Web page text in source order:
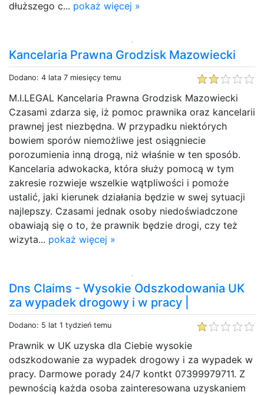
dłuższego c... pokaż więcej »
Kancelaria Prawna Grodzisk Mazowiecki
Dodano: 4 lata 7 miesięcy temu
M.I.LEGAL Kancelaria Prawna Grodzisk Mazowiecki
Czasami zdarza się, iż pomoc prawnika oraz kancelarii
prawnej jest niezbędna. W przypadku niektórych
bowiem sporów niemożliwe jest osiągniecie
porozumienia inną drogą, niż właśnie w ten sposób.
Kancelaria adwokacka, która służy pomocą w tym
zakresie rozwieje wszelkie wątpliwości i pomoże
ustalić, jaki kierunek działania będzie w swej sytuacji
najlepszy. Czasami jednak osoby niedoświadczone
obawiają się o to, że prawnik będzie drogi, czy też
wizyta... pokaż więcej »
Dns Claims - Wysokie Odszkodowania UK
za wypadek drogowy i w pracy |
Dodano: 5 lat 1 tydzień temu
Prawnik w UK uzyska dla Ciebie wysokie
odszkodowanie za wypadek drogowy i za wypadek w
pracy. Darmowe porady 24/7 kontkt 07399979711. Z
pewnością każda osoba zainteresowana uzyskaniem